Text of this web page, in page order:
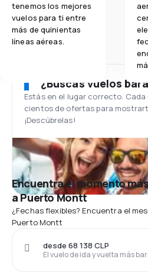
tenemos los mejores
vuelos para ti entre
más de quinientas
líneas aéreas.
¿Buscas vuelos
Estás en el lugar correcto. Cada
cientos de ofertas para
¡Descúbrelas!
Encuentra el momento
a Puerto Montt
¿Fechas flexibles? Encuentra el
Puerto Montt
El vuelo de ida y vuelta más
desde 68 138 CLP